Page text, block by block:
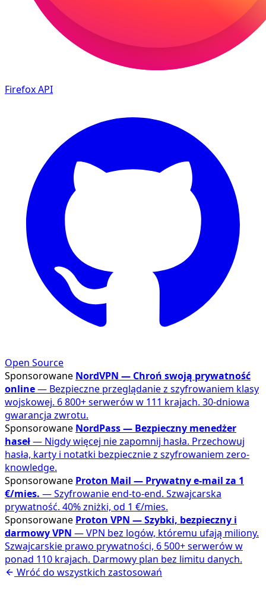
FirefoxAPI
Open Source
Sponsorowane NordVPN — Chroń swoją prywatność
online— Bezpieczne przeglądanie z szyfrowaniem klasy
wojskowej. 6 800+ serwerów w 111 krajach. 30-dniowa
gwarancja zwrotu.
Sponsorowane NordPass — Bezpieczny menedżer
haseł— Nigdy więcej nie zapomnij hasła. Przechowuj
hasła, karty i notatki bezpiecznie z szyfrowaniem zero-
knowledge.
Sponsorowane Proton Mail — Prywatny e-mail za 1
€/mies. — Szyfrowanie end-to-end. Szwajcarska
prywatność. 40% zniżki, od 1 €/mies.
Sponsorowane Proton VPN — Szybki, bezpieczny i
darmowy VPN — VPN bez logów, któremu ufają miliony.
Szwajcarskie prawo prywatności, 6 500+ serwerów w
ponad 110 krajach. Darmowy plan bez limitu danych.
Wróć do wszystkich zastosowań